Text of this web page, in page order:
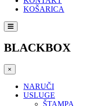
KOŠARICA
BLACKBOX
×
NARUČI
USLUGE
ŠTAMPA